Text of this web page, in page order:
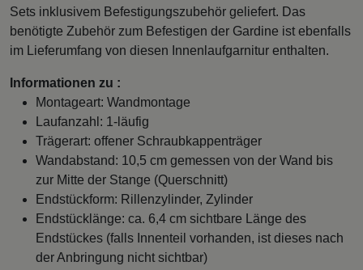
Sets inklusivem Befestigungszubehör geliefert. Das
benötigte Zubehör zum Befestigen der Gardine ist ebenfalls
im Lieferumfang von diesen Innenlaufgarnitur enthalten.
Informationen zu :
Montageart: Wandmontage
Laufanzahl: 1-läufig
Trägerart: offener Schraubkappenträger
Wandabstand: 10,5 cm gemessen von der Wand bis
zur Mitte der Stange (Querschnitt)
Endstückform: Rillenzylinder, Zylinder
Endstücklänge: ca. 6,4 cm sichtbare Länge des
Endstückes (falls Innenteil vorhanden, ist dieses nach
der Anbringung nicht sichtbar)